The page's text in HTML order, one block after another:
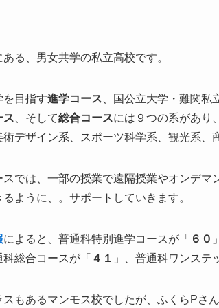
る、男女共学の私立高校です。
を目指す進学コース 、国公立大学・難関私
ス 、そして総合コースには９つの系があり
デザイン系、スポーツ科学系、観光系、
では、一部の授業で遠隔授業やオンデ
ように、。サポートしていきます。
によると、普通科特別進学コースが「 ６０
科総合コースが「 ４１ 」、普通科ワンステ
もあるマンモス校でしたが、ふくらPさ